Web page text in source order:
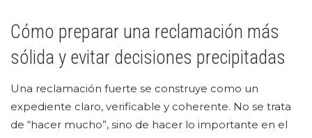
Cómo preparar una reclamación más
sólida y evitar decisiones precipitadas
Una reclamación fuerte se construye como un
expediente claro, verificable y coherente. No se trata
de “hacer mucho”, sino de hacer lo importante en el